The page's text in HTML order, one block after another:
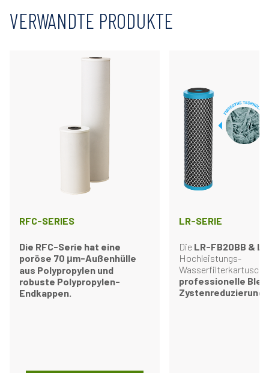
VERWANDTE PRODUKTE
RFC-SERIES
Die RFC-Serie hat eine
poröse 70 μm-Außenhülle
aus Polypropylen und
robuste Polypropylen-
Endkappen.
LR-SERIE
Die LR-FB20BB &
Hochleistungs-
professionelle
Zystenreduzierung